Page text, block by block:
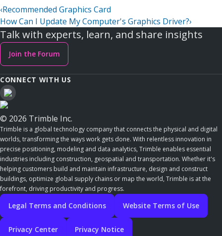
‹Recommended Graphics Card
How Can I Update My Computer's Graphics Driver?›
Talk with experts, learn, and share insights
Join the Forum
CONNECT WITH US
© 2026 Trimble Inc.
Trimble is a global technology company that connects the physical and digital
worlds, transforming the ways work gets done. With relentless innovation in
precise positioning, modeling and data analytics, Trimble enables essential
industries including construction, geospatial and transportation. Whether it's
helping customers build and maintain infrastructure, design and construct
buildings, optimize global supply chains or map the world, Trimble is at the
forefront, driving productivity and progress.
Legal Terms and Conditions Website Terms of Use
Privacy Center Privacy Notice